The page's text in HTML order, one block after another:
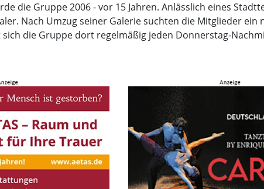
die Gruppe 2006 - vor 15 Jahren. Anlässlich eines
Nach Umzug seiner Galerie suchten die Mitglieder
die Gruppe dort regelmäßig jeden Donnerstag-